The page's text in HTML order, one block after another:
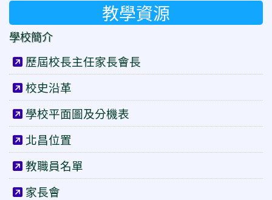
教學資源
學校簡介
歷屆校長主任家長會長
校史沿革
學校平面圖及分機表
北昌位置
教職員名單
家長會